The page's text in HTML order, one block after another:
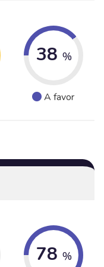
38 %
A favor
78 %